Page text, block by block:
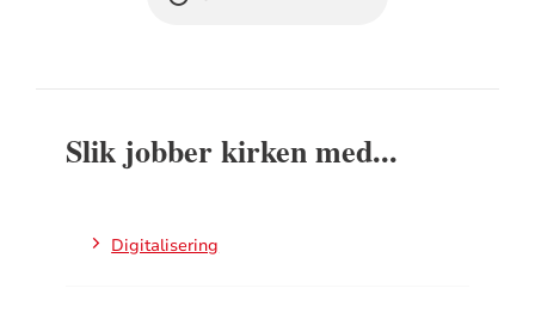
Slik jobber kirken med...
Digitalisering